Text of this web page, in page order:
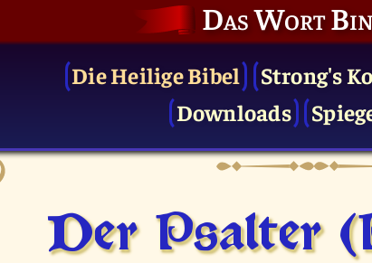
Das Wort
Die Heilige Bibel Strong's
Downloads
Der Psalter